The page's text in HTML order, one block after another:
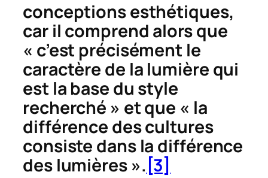
conceptions esthétiques,
car il comprend alors que
« c’est précisément le
caractère de la lumière qui
est la base du style
recherché » et que « la
différence des cultures
consiste dans la différence
des lumières ». [3]